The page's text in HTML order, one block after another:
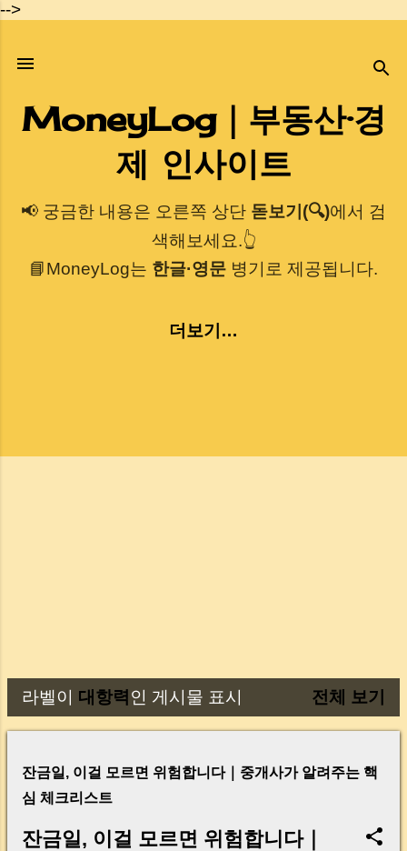
-->
기본 콘텐츠로 건너뛰기
MoneyLog｜부동산·경
제 인사이트
📢 궁금한 내용은 오른쪽 상단 돋보기(🔍)에서 검
색해보세요.👆
📘MoneyLog는 한글·영문 병기로 제공됩니다.
더보기…
글
라벨이 대항력 인 게시물 표시 전체 보기
잔금일, 이걸 모르면 위험합니다｜중개사가 알려주는 핵
심 체크리스트
잔금일, 이걸 모르면 위험합니다｜